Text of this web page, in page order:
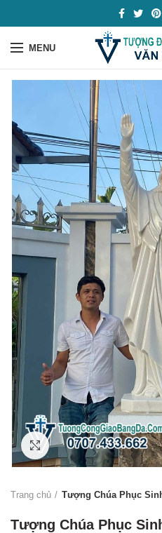
MENU
Click to enlarge
Trang chủ Tượng Chúa Phục
Tượng Chúa Phục